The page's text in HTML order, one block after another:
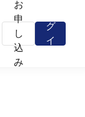
お
申
し
込
み
グ
イ